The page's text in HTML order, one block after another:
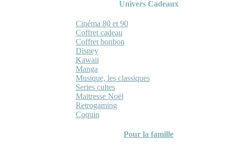
Univers Cadeaux
Cinéma 80 et 90
Coffret cadeau
Coffret bonbon
Disney
Kawaii
Manga
Musique, les classiques
Series cultes
Maitresse Noël
Retrogaming
Coquin
Pour la famille